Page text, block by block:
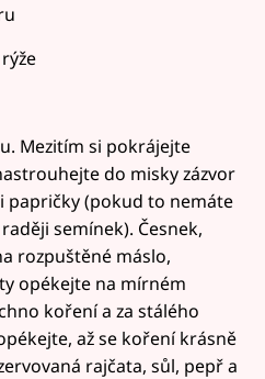
Mezitím si pokrájejte
do misky zázvor
papričky (pokud to nemáte
semínek). Česnek,
rozpuštěné máslo,
opékejte na mírném
koření a za stálého
až se koření krásně
rajčata, sůl, pepř a